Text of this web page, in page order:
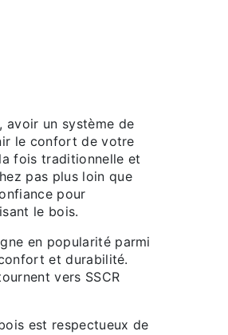
avoir un système de
le confort de votre
fois traditionnelle et
pas plus loin que
pour
le bois.
en popularité parmi
et durabilité.
vers SSCR
est respectueux de